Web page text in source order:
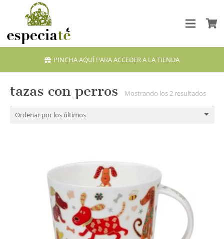
PINCHA AQUÍ PARA ACCEDER A LA TIENDA
tazas con perros Mostrando los 2 resultados
por
los